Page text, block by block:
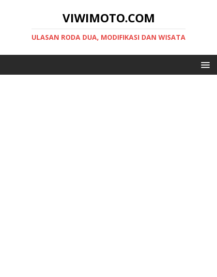
VIWIMOTO.COM
ULASAN RODA DUA, MODIFIKASI DAN WISATA